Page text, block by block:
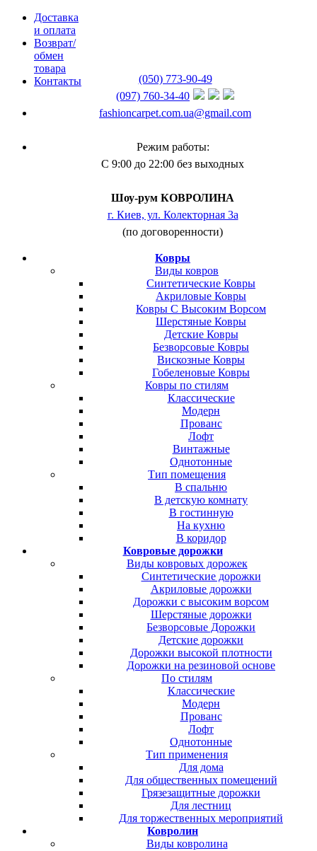
Доставка
и оплата
Возврат/
обмен
товара
Контакты
(050) 773-90-49
(097) 760-34-40
fashioncarpet.com.ua@gmail.com
Режим работы:
С 9:00 до 22:00 без выходных
Шоу-рум КОВРОЛИНА
г. Киев, ул. Колекторная 3а
(по договоренности)
Ковры
Виды ковров
Синтетические Ковры
Акриловые Ковры
Ковры С Высоким Ворсом
Шерстяные Ковры
Детские Ковры
Безворсовые Ковры
Вискозные Ковры
Гобеленовые Ковры
Ковры по стилям
Классические
Модерн
Прованс
Лофт
Винтажные
Однотонные
Тип помещения
В спальню
В детскую комнату
В гостинную
На кухню
В коридор
Ковровые дорожки
Виды ковровых дорожек
Синтетические дорожки
Акриловые дорожки
Дорожки с высоким ворсом
Шерстяные дорожки
Безворсовые Дорожки
Детские дорожки
Дорожки высокой плотности
Дорожки на резиновой основе
По стилям
Классические
Модерн
Прованс
Лофт
Однотонные
Тип применения
Для дома
Для общественных помещений
Грязезащитные дорожки
Для лестниц
Для торжественных мероприятий
Ковролин
Виды ковролина